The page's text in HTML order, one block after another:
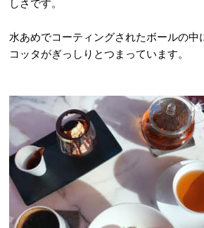
しさです。
水あめでコーティングされたボールの中
コッタがぎっしりとつまっています。